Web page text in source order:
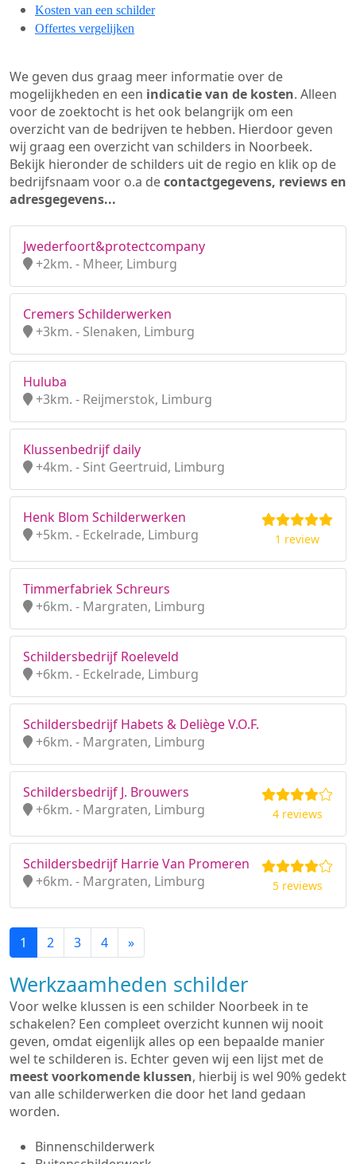
Kosten van een schilder
Offertes vergelijken
We geven dus graag meer informatie over de
mogelijkheden en een indicatie van de kosten. Alleen
voor de zoektocht is het ook belangrijk om een
overzicht van de bedrijven te hebben. Hierdoor geven
wij graag een overzicht van schilders in Noorbeek.
Bekijk hieronder de schilders uit de regio en klik op de
bedrijfsnaam voor o.a decontactgegevens, reviews en
adresgegevens...
Jwederfoort&protectcompany
+2km. - Mheer, Limburg
Cremers Schilderwerken
+3km. - Slenaken, Limburg
Huluba
+3km. - Reijmerstok, Limburg
Klussenbedrijf daily
+4km. - Sint Geertruid, Limburg
Henk Blom Schilderwerken
+5km. - Eckelrade, Limburg
1 review
Timmerfabriek Schreurs
+6km. - Margraten, Limburg
Schildersbedrijf Roeleveld
+6km. - Eckelrade, Limburg
Schildersbedrijf Habets & Deliège V.O.F.
+6km. - Margraten, Limburg
Schildersbedrijf J. Brouwers
+6km. - Margraten, Limburg
4 reviews
Schildersbedrijf Harrie Van Promeren
+6km. - Margraten, Limburg
5 reviews
1 2 3 4 »
Werkzaamheden schilder
Voor welke klussen is een schilder Noorbeek in te
schakelen? Een compleet overzicht kunnen wij nooit
geven, omdat eigenlijk alles op een bepaalde manier
wel te schilderen is. Echter geven wij een lijst met de
meest voorkomende klussen, hierbij is wel 90% gedekt
van alle schilderwerken die door het land gedaan
worden.
Binnenschilderwerk